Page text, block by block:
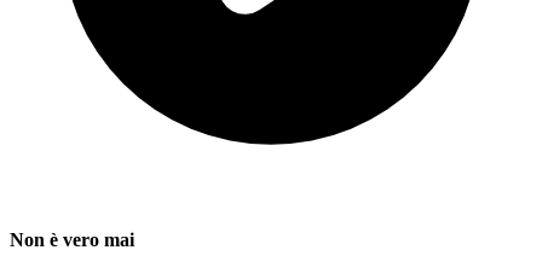
Non è vero mai